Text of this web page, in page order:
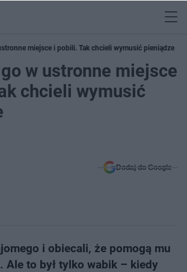
miejsce i pobili. Tak chcieli wymusić pieniądze
w ustronne miejsce
chcieli wymusić
Dodaj do Google
i obiecali, że pomogą mu
Ale to był tylko wabik – kiedy